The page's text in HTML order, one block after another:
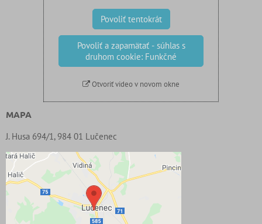
Povoliť tentokrát
Povoliť a zapamätať - súhlas s
druhom cookie: Funkčné
Otvoriť video v novom okne
MAPA
J. Husa 694/1, 984 01 Lučenec